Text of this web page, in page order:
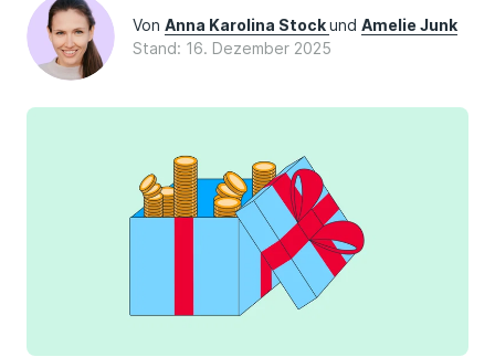
Von Anna Karolina Stockund Amelie Junk
Stand: 16. Dezember 2025